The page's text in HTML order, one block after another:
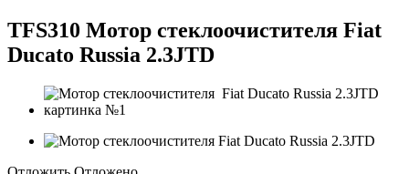
TFS310 Мотор стеклоочистителя Fiat
Ducato Russia 2.3JTD